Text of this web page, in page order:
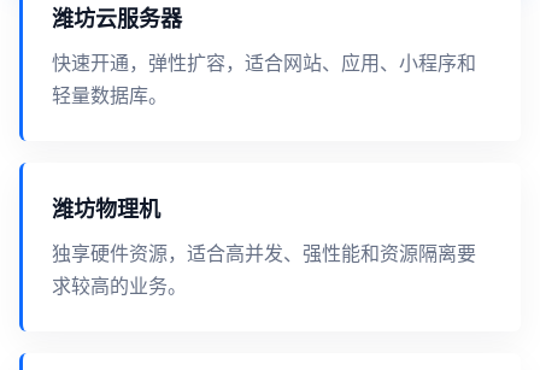
潍坊云服务器
快速开通，弹性扩容，适合网站、应用、小程序和
轻量数据库。
潍坊物理机
独享硬件资源，适合高并发、强性能和资源隔离要
求较高的业务。